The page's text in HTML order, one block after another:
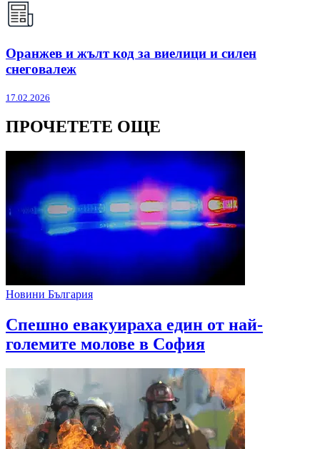
Оранжев и жълт код за виелици и силен
снеговалеж
17.02.2026
ПРОЧЕТЕТЕ ОЩЕ
Новини България
Спешно евакуираха един от най-
големите молове в София